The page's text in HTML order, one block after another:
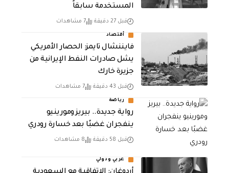
المستخدمة سابقاً
قبل 27 دقيقة 7 مشاهدات
أقتصاد
فايننشال تايمز: الحصار الأمريكي
يشل صادرات النفط الإيرانية من
جزيرة خارك
قبل 43 دقيقة 7 مشاهدات
رياضة
رواية جديدة.. بيريز ومورينيو
ينفجران غضبًا بعد خسارة رودري
قبل 58 دقيقة 8 مشاهدات
عربي ودولي